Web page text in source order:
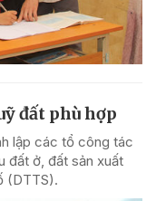
đất phù hợp
lập các tổ công tác
đất ở, đất sản xuất
(DTTS).